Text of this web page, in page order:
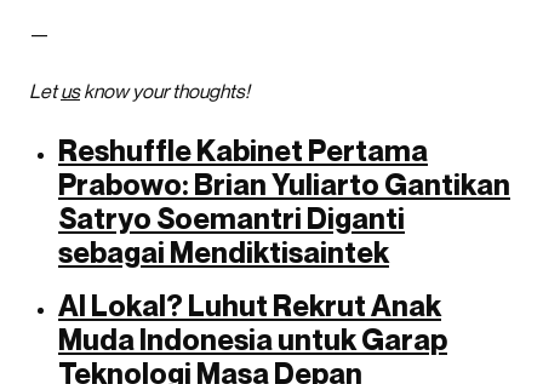
—
Letusknow your thoughts!
Reshuffle Kabinet Pertama
Prabowo: Brian Yuliarto Gantikan
Satryo Soemantri Diganti
sebagai Mendiktisaintek
AI Lokal? Luhut Rekrut Anak
Muda Indonesia untuk Garap
Teknologi Masa Depan